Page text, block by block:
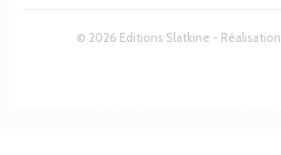
© 2026 Editions Slatkine - Réalisation